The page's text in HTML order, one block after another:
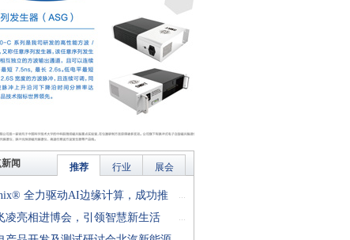
闻 展会
行业
推荐
...
全力驱动AI边缘计算，成功推
T20 FPGA样品, 同时将产品扩展...
凌亮相进博会，引领智慧新生活